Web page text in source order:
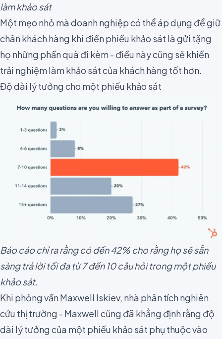
làm khảo sát
Một mẹo nhỏ mà doanh nghiệp có thể áp dụng để giữ
chân khách hàng khi điền phiếu khảo sát làgửi tặng
họ những phần quà đi kèm- điều này cũng sẽ khiến
trải nghiệm làm khảo sát của khách hàng tốt hơn.
Độ dài lý tưởng cho một phiếu khảo sát
Báo cáo chỉ ra rằng có đến 42% cho rằng họ sẽ sẵn
sàng trả lời tối đa từ 7 đến 10 câu hỏi trong một phiếu
khảo sát.
Khi phỏng vấnMaxwell Iskiev, nhà phân tích nghiên
cứu thị trường - Maxwell cũng đã khẳng định rằng độ
dài lý tưởng của một phiếu khảo sát phụ thuộc vào